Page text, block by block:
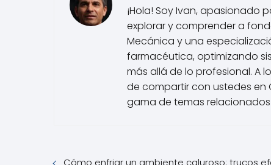
¡Hola! Soy Ivan,
explorar y comprender a
Mecánica y una
farmacéutica, optimizando
más allá de lo profesional. A
de compartir con ustedes en
gama de temas
Cómo enfriar un ambiente caluroso: trucos